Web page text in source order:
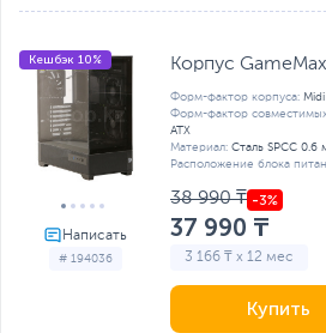
# 194036
Кешбэк 10% Корпус
Форм-фактор корпуса:
Форм-фактор
ATX
Материал: Сталь SPCC 0.6
Расположение блока
38 990 ₸
37 990 ₸
3 166 ₸ x 12 мес
Купить